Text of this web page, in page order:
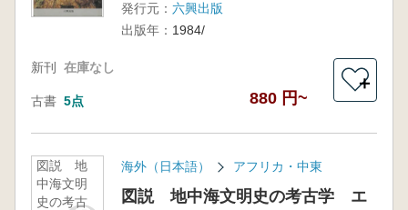
発行元： 六興出版
出版年： 1984/
新刊 在庫なし
古書 5点 880 円~
＋
図説 地
中海文明
史の考古
海外（日本語） アフリカ・中東
図説 地中海文明史の考古学 エ